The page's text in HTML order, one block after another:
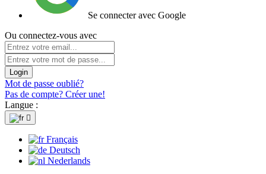
Se connecter avec Google
Ou connectez-vous avec
Login
Mot de passe oublié?
Pas de compte? Créer une!
Langue :

Français
Deutsch
Nederlands